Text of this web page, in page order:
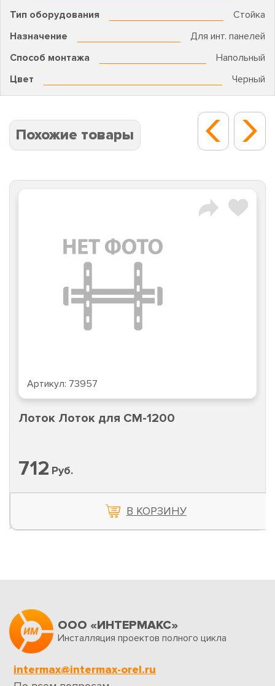
Тип оборудования
Стойка
Назначение
Для инт. панелей
Способ монтажа
Напольный
Цвет
Черный
Похожие товары
Артикул: 73957
Лоток Лоток для CM-1200
712 Руб.
В КОРЗИНУ
ООО «ИНТЕРМАКС»
Инсталляция проектов полного цикла
intermax@intermax-orel.ru